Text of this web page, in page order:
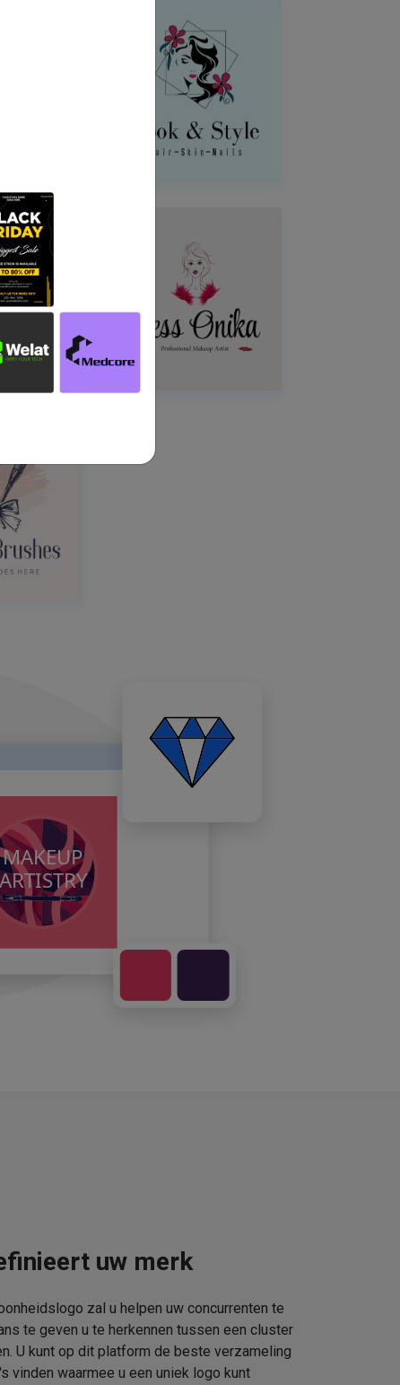
uw merk
zal u helpen uw concurrenten te
te geven u te herkennen tussen een cluster
U kunt op dit platform de beste verzameling
vinden waarmee u een uniek logo kunt